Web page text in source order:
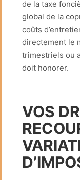
de la taxe
global de la
coûts
directement le
trimestriels ou
doit honorer.
VOS